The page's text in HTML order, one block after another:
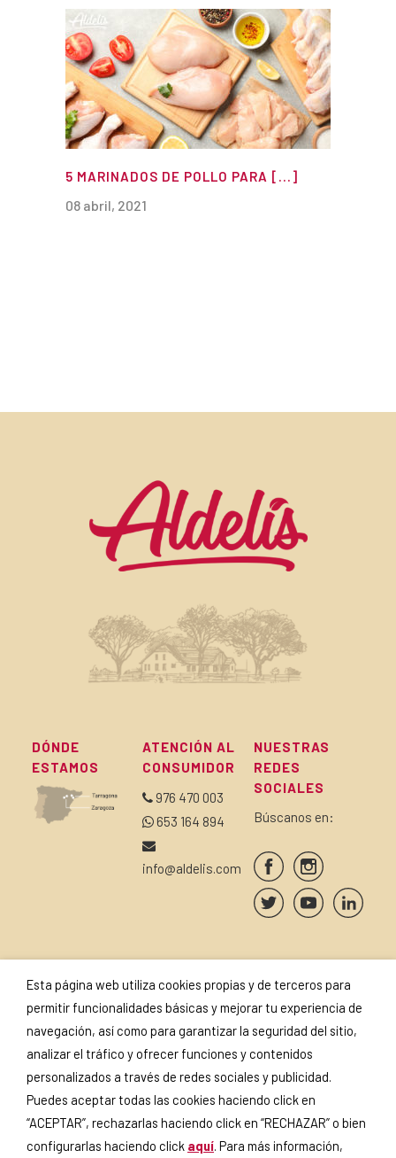
5 MARINADOS DE POLLO PARA [...]
08 abril, 2021
DÓNDE
ESTAMOS
ATENCIÓN AL
CONSUMIDOR
976 470 003
653 164 894
info@aldelis.com
NUESTRAS
REDES
SOCIALES
Búscanos en:
SUSCRÍBETE A NUESTRA
NEWSLETTER
Si continúas, aceptas lapolítica
SELLOS Y
CERTIFICADOS
Esta página web utiliza cookies propias y de terceros para
permitir funcionalidades básicas y mejorar tu experiencia de
navegación, así como para garantizar la seguridad del sitio,
analizar el tráfico y ofrecer funciones y contenidos
personalizados a través de redes sociales y publicidad.
Puedes aceptar todas las cookies haciendo click en
“ACEPTAR”, rechazarlas haciendo click en “RECHAZAR” o bien
configurarlas haciendo click aquí. Para más información,